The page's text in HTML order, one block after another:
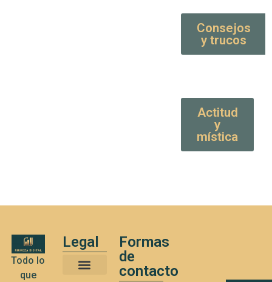
Consejos
y trucos
Actitud
y
mística
Todo lo
que
Legal
Formas
de
contacto